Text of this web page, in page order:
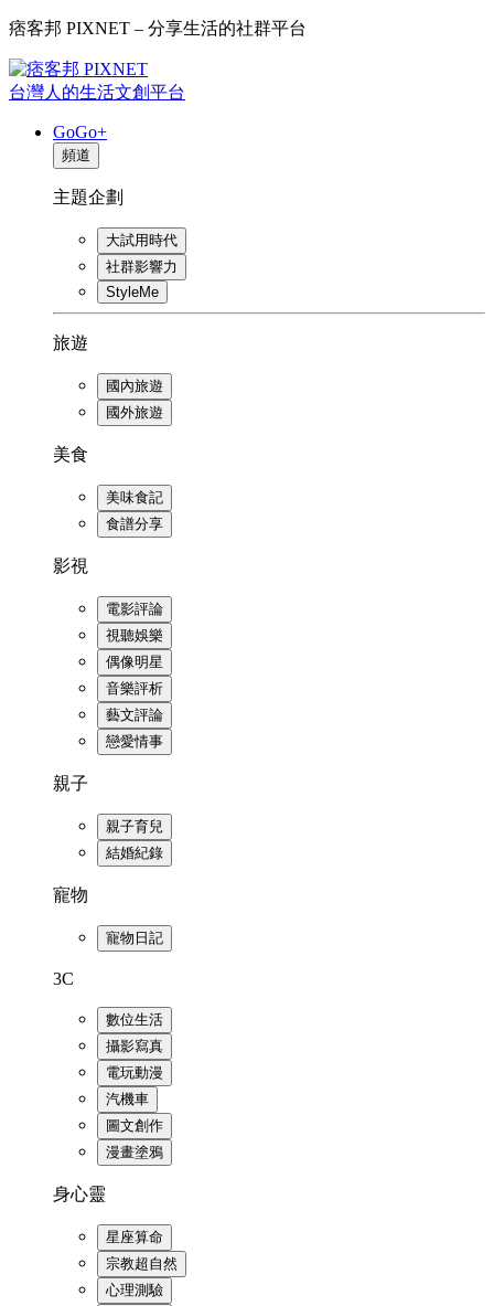
痞客邦 PIXNET – 分享生活的社群平台
台灣人的生活文創平台
GoGo+
頻道
主題企劃
大試用時代
社群影響力
StyleMe
旅遊
國內旅遊
國外旅遊
美食
美味食記
食譜分享
影視
電影評論
視聽娛樂
偶像明星
音樂評析
藝文評論
戀愛情事
親子
親子育兒
結婚紀錄
寵物
寵物日記
3C
數位生活
攝影寫真
電玩動漫
汽機車
圖文創作
漫畫塗鴉
身心靈
星座算命
宗教超自然
心理測驗